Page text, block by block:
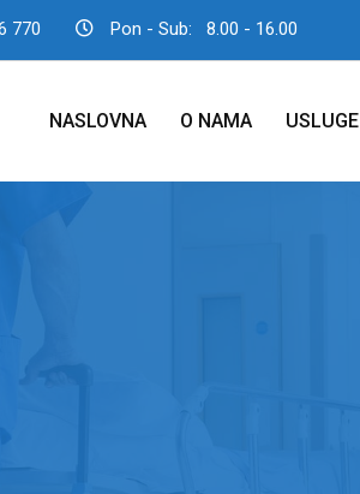
770 Pon - Sub: 8.00 - 16.00
NASLOVNA O NAMA USLUGE